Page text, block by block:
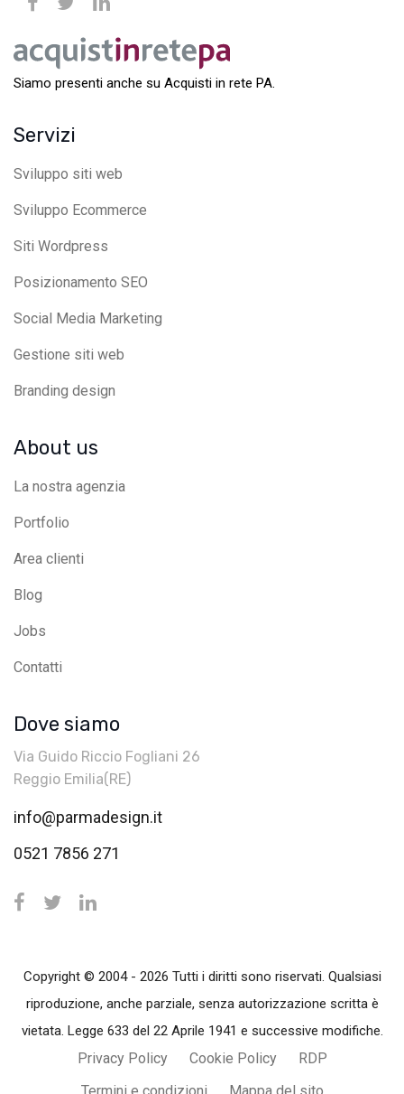
Siamo presenti anche su Acquisti in rete PA.
Servizi
Sviluppo siti web
Sviluppo Ecommerce
Siti Wordpress
Posizionamento SEO
Social Media Marketing
Gestione siti web
Branding design
About us
La nostra agenzia
Portfolio
Area clienti
Blog
Jobs
Contatti
Dove siamo
Via Guido Riccio Fogliani 26
Reggio Emilia(RE)
info@parmadesign.it
0521 7856 271
Copyright © 2004 - 2026 Tutti i diritti sono riservati. Qualsiasi
riproduzione, anche parziale, senza autorizzazione scritta è
vietata. Legge 633 del 22 Aprile 1941 e successive modifiche.
Privacy Policy Cookie Policy
RDP